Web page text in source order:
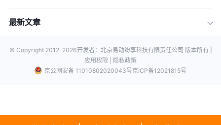
最新文章
© Copyright 2012-2026开发者：北京易动纷享科技有限责任公司 版本所有 |
应用权限 |
隐私政策
京公网安备 11010802020043号京ICP备12021815号